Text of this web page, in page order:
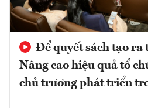
Để quyết sách tạo ra
Nâng cao hiệu quả tổ
chủ trương phát triển